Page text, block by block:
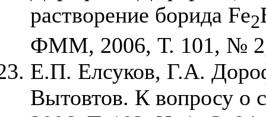
растворение борида Fe2
ФММ, 2006, Т. 101, №
Е.П. Елсуков, Г.А.
Вытовтов. К вопросу